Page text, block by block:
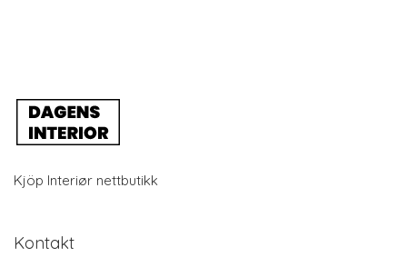
Kjöp Interiør nettbutikk
Kontakt